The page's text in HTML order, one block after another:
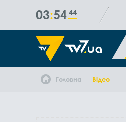
03 54 45
Головна Відео